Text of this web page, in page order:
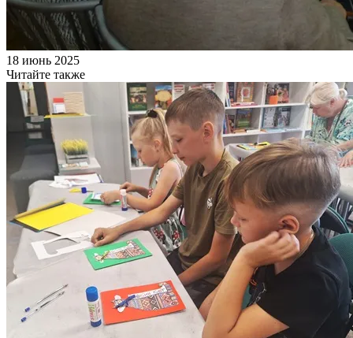
18 июнь 2025
Читайте также